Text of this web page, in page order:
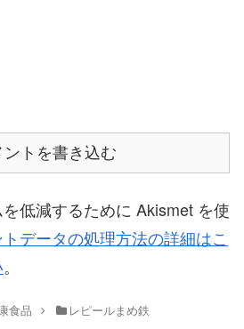
ントを書き込む
低減するために Akismet を使
データの処理方法の詳細はこ
。
食品 レピールまめ鉄